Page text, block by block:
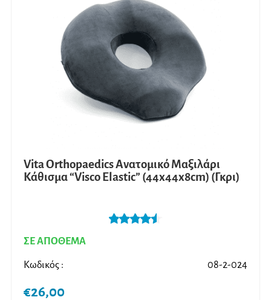
Vita Orthopaedics Ανατομικό Μαξιλάρι
Κάθισμα “Visco Elastic” (44x44x8cm) (Γκρι)
ΣΕ ΑΠΟΘΕΜΑ
Κωδικός : 08-2-024
€26,00